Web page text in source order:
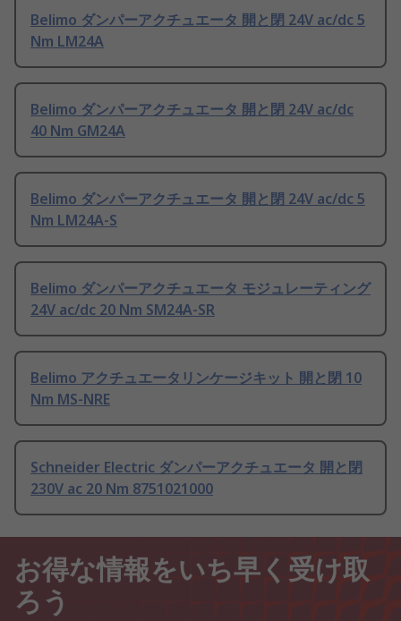
Belimo ダンパーアクチュエータ 開と閉 24V ac/dc 5
Nm LM24A
Belimo ダンパーアクチュエータ 開と閉 24V ac/dc
40 Nm GM24A
Belimo ダンパーアクチュエータ 開と閉 24V ac/dc 5
Nm LM24A-S
Belimo ダンパーアクチュエータ モジュレーティング
24V ac/dc 20 Nm SM24A-SR
Belimo アクチュエータリンケージキット 開と閉 10
Nm MS-NRE
Schneider Electric ダンパーアクチュエータ 開と閉
230V ac 20 Nm 8751021000
お得な情報をいち早く受け取
ろう